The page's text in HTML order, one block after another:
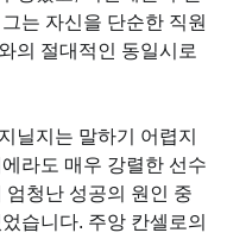
는 자신을 단순한 직원
의 절대적인 동일시로
닐지는 말하기 어렵지
라도 매우 강렬한 선수
청난 성공의 원인 중
습니다. 주앙 칸셀로의